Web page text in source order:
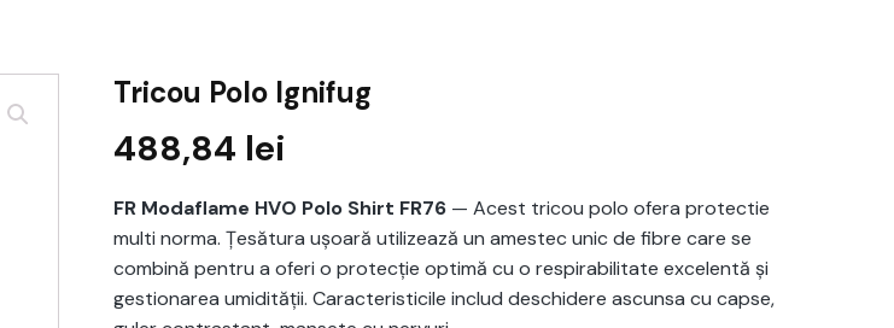
Tricou Polo Ignifug
488,84 lei
FR Modaflame HVO Polo Shirt FR76 — Acest tricou polo ofera protectie
multi norma. Țesătura ușoară utilizează un amestec unic de fibre care se
combină pentru a oferi o protecție optimă cu o respirabilitate excelentă și
gestionarea umidității. Caracteristicile includ deschidere ascunsa cu capse,